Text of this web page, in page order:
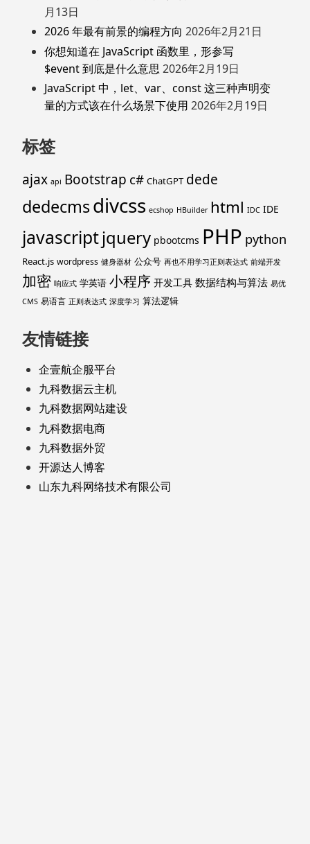
月13日
2026 年最有前景的编程方向 2026年2月21日
你想知道在 JavaScript 函数里，形参写
$event 到底是什么意思 2026年2月19日
JavaScript 中，let、var、const 这三种声明变
量的方式该在什么场景下使用 2026年2月19日
标签
ajax api Bootstrap c# ChatGPT dede
dedecmsdivcss ecshop HBuilder html IDC IDE
javascriptjquery pbootcms PHP python
React.js wordpress 健身器材 公众号 再也不用学习正则表达式 前端开发
加密 响应式 学英语 小程序 开发工具 数据结构与算法 易优
CMS 易语言 正则表达式 深度学习 算法逻辑
友情链接
企壹航企服平台
九科数据云主机
九科数据网站建设
九科数据电商
九科数据外贸
开源达人博客
山东九科网络技术有限公司